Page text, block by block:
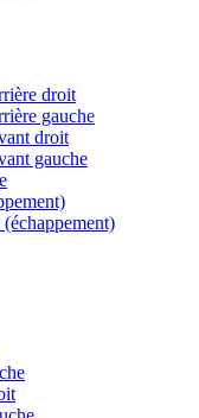
droit
gauche
droit
gauche